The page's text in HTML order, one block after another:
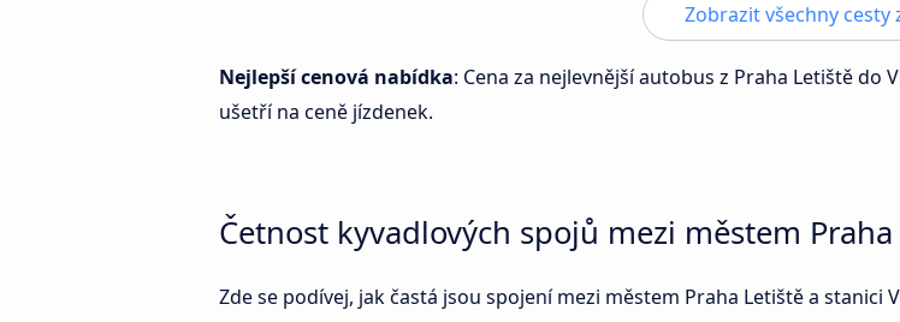
Zobrazit všechny cesty
Nejlepší cenová nabídka: Cena za nejlevnější autobus z Praha Letiště do
ušetří na ceně jízdenek.
Četnost kyvadlových spojů mezi městem
Zde se podívej, jak častá jsou spojení mezi městem Praha Letiště a stanici